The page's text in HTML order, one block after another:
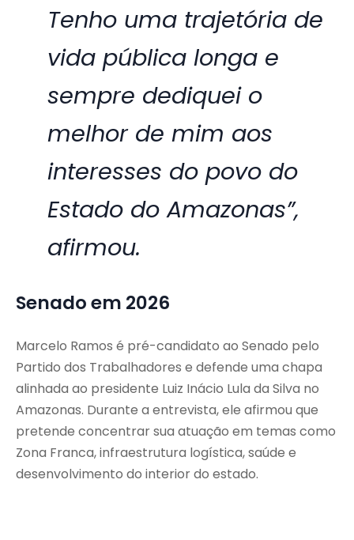
Tenho uma trajetória de
vida pública longa e
sempre dediquei o
melhor de mim aos
interesses do povo do
Estado do Amazonas”,
afirmou.
Senado em 2026
Marcelo Ramos é pré-candidato ao Senado pelo
Partido dos Trabalhadores e defende uma chapa
alinhada ao presidente Luiz Inácio Lula da Silva no
Amazonas. Durante a entrevista, ele afirmou que
pretende concentrar sua atuação em temas como
Zona Franca, infraestrutura logística, saúde e
desenvolvimento do interior do estado.